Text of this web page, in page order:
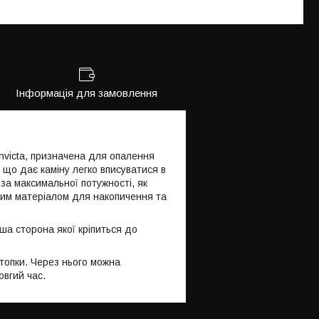
Інформація для замовлення
призначена для опалення
дає каміну легко вписуватися в
максимальної потужності, як
матеріалом для накопичення та
сторона якої кріпиться до
Через нього можна
час.